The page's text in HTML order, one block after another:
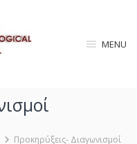
T
MENU
Προκηρύξεις- Διαγωνισμοί